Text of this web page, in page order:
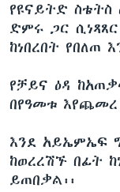
የዩናይትድ ስቴትስ
ድምሩ ጋር ሲነጻጸር
ከነበረበት የበለጠ
የቻይና ዕዳ
በየዓመቱ እየጨመረ
እንደ አይኤምኤፍ
ከወረረሽኙ በፊት
ይጠበቃል፡፡